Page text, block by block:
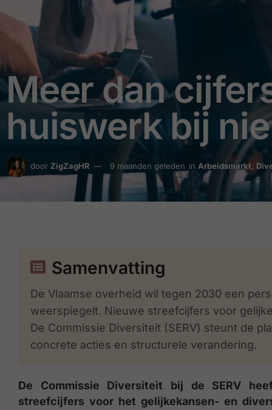
Meer dan
huiswerk bij
door ZigZagHR 9 maanden geleden in Arbeidsmarkt
Samenvatting
De Vlaamse overheid wil tegen 2030 een
weerspiegelt. Nieuwe streefcijfers voor
De Commissie Diversiteit (SERV) steunt de
concrete acties en structurele verandering.
De Commissie Diversiteit bij de SERV
streefcijfers voor het gelijkekansen- en